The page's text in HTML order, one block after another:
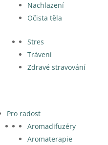
Nachlazení
Očista těla
Stres
Trávení
Zdravé stravování
Pro radost
Aromadifuzéry
Aromaterapie